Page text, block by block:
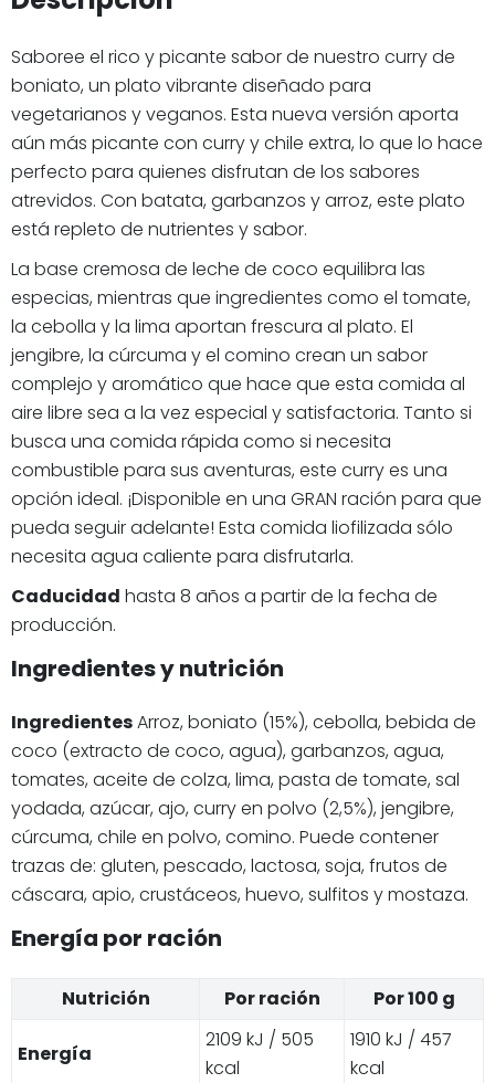
Saboree el rico y picante sabor de nuestro curry de
boniato, un plato vibrante diseñado para
vegetarianos y veganos. Esta nueva versión aporta
aún más picante con curry y chile extra, lo que lo hace
perfecto para quienes disfrutan de los sabores
atrevidos. Con batata, garbanzos y arroz, este plato
está repleto de nutrientes y sabor.
La base cremosa de leche de coco equilibra las
especias, mientras que ingredientes como el tomate,
la cebolla y la lima aportan frescura al plato. El
jengibre, la cúrcuma y el comino crean un sabor
complejo y aromático que hace que esta comida al
aire libre sea a la vez especial y satisfactoria. Tanto si
busca una comida rápida como si necesita
combustible para sus aventuras, este curry es una
opción ideal. ¡Disponible en una GRAN ración para que
pueda seguir adelante! Esta comida liofilizada sólo
necesita agua caliente para disfrutarla.
Caducidad hasta 8 años a partir de la fecha de
producción.
Ingredientes y nutrición
IngredientesArroz, boniato (15%), cebolla, bebida de
coco (extracto de coco, agua), garbanzos, agua,
tomates, aceite de colza, lima, pasta de tomate, sal
yodada, azúcar, ajo, curry en polvo (2,5%), jengibre,
cúrcuma, chile en polvo, comino. Puede contener
trazas de: gluten, pescado, lactosa, soja, frutos de
cáscara, apio, crustáceos, huevo, sulfitos y mostaza.
Energía por ración
Nutrición Por ración Por 100 g
Energía
2109 kJ / 505
kcal
1910 kJ / 457
kcal